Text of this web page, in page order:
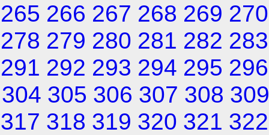
265 266 267 268 269 270
278 279 280 281 282 283
291 292 293 294 295 296
304 305 306 307 308 309
317 318 319 320 321 322